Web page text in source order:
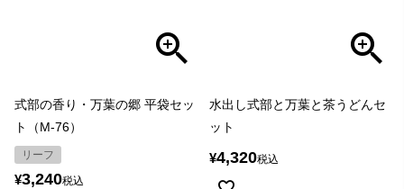
式部の香り・万葉の郷 平袋セッ
ト（M-76）
リーフ
¥3,240税込
水出し式部と万葉と茶うどんセ
ット
¥4,320税込